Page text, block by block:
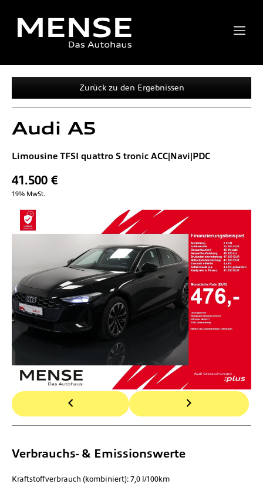
Zurück zu den Ergebnissen
Audi A5
Limousine TFSI quattro S tronic ACC|Navi|PDC
41.500 €
19% MwSt.
Verbrauchs- & Emissionswerte
Kraftstoffverbrauch (kombiniert): 7,0 l/100km